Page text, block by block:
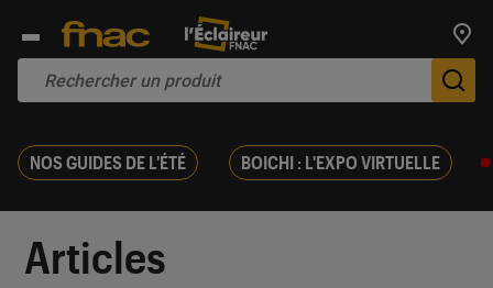
NOS GUIDES DE L'ÉTÉ BOICHI : L'EXPO VIRTUELLE
Articles